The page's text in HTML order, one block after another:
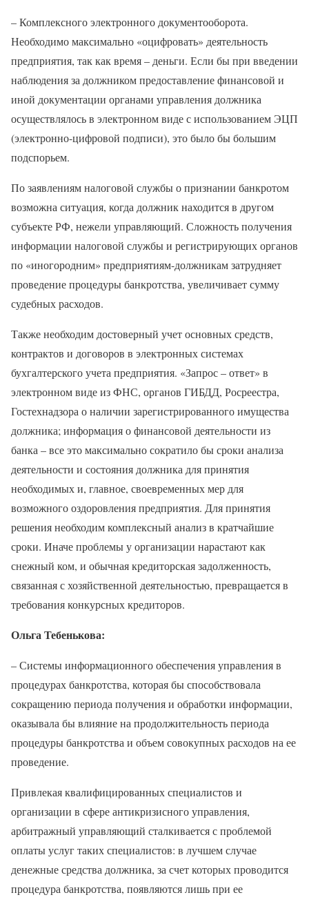
– Комплексного электронного документооборота.
Необходимо максимально «оцифровать» деятельность
предприятия, так как время – деньги. Если бы при введении
наблюдения за должником предоставление финансовой и
иной документации органами управления должника
осуществлялось в электронном виде с использованием ЭЦП
(электронно-цифровой подписи), это было бы большим
подспорьем.
По заявлениям налоговой службы о признании банкротом
возможна ситуация, когда должник находится в другом
субъекте РФ, нежели управляющий. Сложность получения
информации налоговой службы и регистрирующих органов
по «иногородним» предприятиям-должникам затрудняет
проведение процедуры банкротства, увеличивает сумму
судебных расходов.
Также необходим достоверный учет основных средств,
контрактов и договоров в электронных системах
бухгалтерского учета предприятия. «Запрос – ответ» в
электронном виде из ФНС, органов ГИБДД, Росреестра,
Гостехнадзора о наличии зарегистрированного имущества
должника; информация о финансовой деятельности из
банка – все это максимально сократило бы сроки анализа
деятельности и состояния должника для принятия
необходимых и, главное, своевременных мер для
возможного оздоровления предприятия. Для принятия
решения необходим комплексный анализ в кратчайшие
сроки. Иначе проблемы у организации нарастают как
снежный ком, и обычная кредиторская задолженность,
связанная с хозяйственной деятельностью, превращается в
требования конкурсных кредиторов.
Ольга Тебенькова:
– Системы информационного обеспечения управления в
процедурах банкротства, которая бы способствовала
сокращению периода получения и обработки информации,
оказывала бы влияние на продолжительность периода
процедуры банкротства и объем совокупных расходов на ее
проведение.
Привлекая квалифицированных специалистов и
организации в сфере антикризисного управления,
арбитражный управляющий сталкивается с проблемой
оплаты услуг таких специалистов: в лучшем случае
денежные средства должника, за счет которых проводится
процедура банкротства, появляются лишь при ее